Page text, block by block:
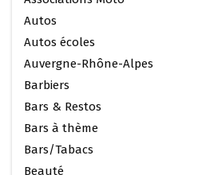
Autos
Autos écoles
Auvergne-Rhône-Alpes
Barbiers
Bars & Restos
Bars à thème
Bars/Tabacs
Beauté